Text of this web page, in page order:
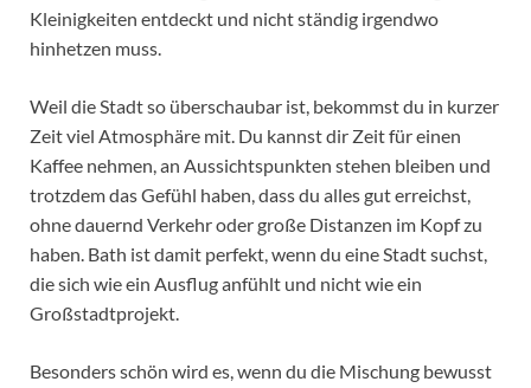
Kleinigkeiten entdeckt und nicht ständig irgendwo
hinhetzen muss.
Weil die Stadt so überschaubar ist, bekommst du in kurzer
Zeit viel Atmosphäre mit. Du kannst dir Zeit für einen
Kaffee nehmen, an Aussichtspunkten stehen bleiben und
trotzdem das Gefühl haben, dass du alles gut erreichst,
ohne dauernd Verkehr oder große Distanzen im Kopf zu
haben. Bath ist damit perfekt, wenn du eine Stadt suchst,
die sich wie ein Ausflug anfühlt und nicht wie ein
Großstadtprojekt.
Besonders schön wird es, wenn du die Mischung bewusst